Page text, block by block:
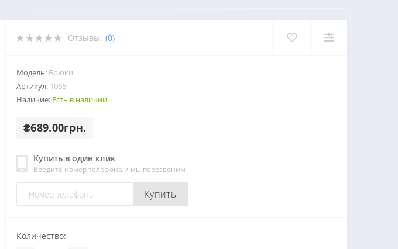
Отзывы: (0)
Модель: Брюки
Артикул: 1066
Наличие: Есть в наличии
₴689.00грн.
Купить в один клик
Введите номер телефона и мы перезвоним
Купить
Количество: